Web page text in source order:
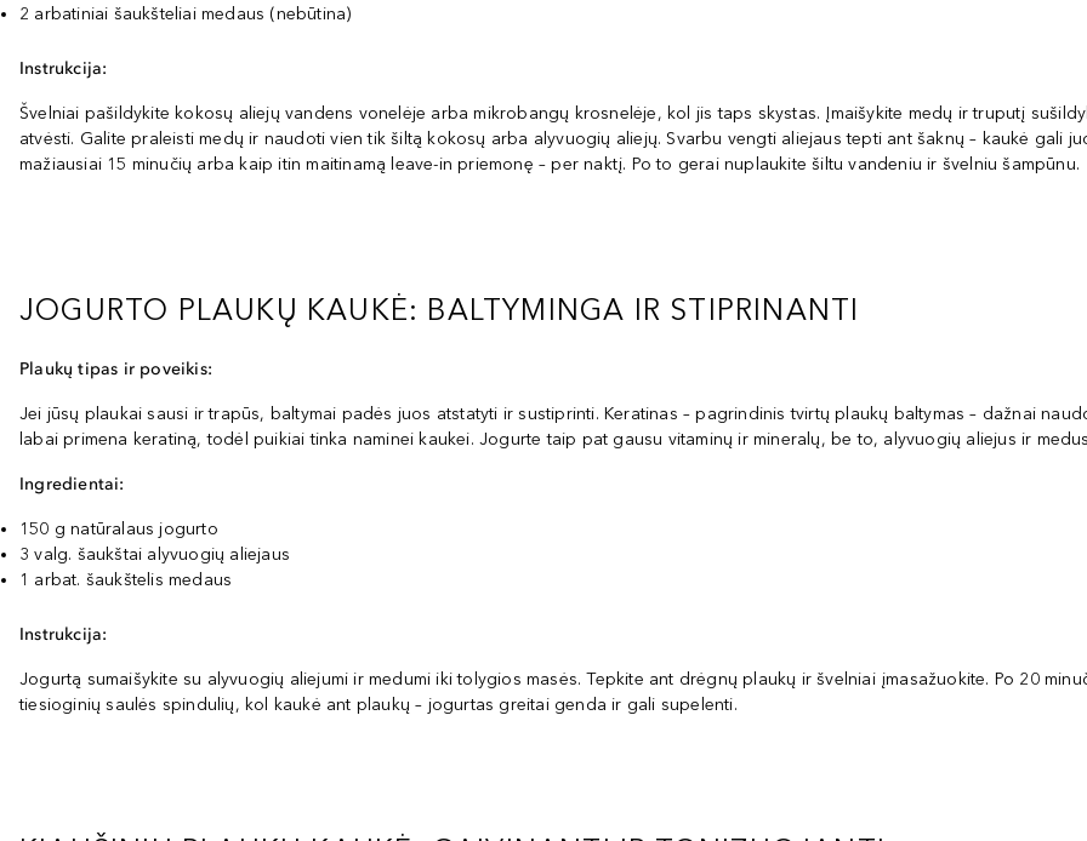
2 arbatiniai šaukšteliai medaus (nebūtina)
Instrukcija:
Švelniai pašildykite kokosų aliejų vandens vonelėje arba mikrobangų krosnelėje, kol jis taps skystas. Įmaišykite medų ir truputį
atvėsti. Galite praleisti medų ir naudoti vien tik šiltą kokosų arba alyvuogių aliejų. Svarbu vengti aliejaus tepti ant šaknų – kaukė gali
mažiausiai 15 minučių arba kaip itin maitinamą leave-in priemonę – per naktį. Po to gerai nuplaukite šiltu vandeniu ir švelniu šampūnu.
JOGURTO PLAUKŲ KAUKĖ: BALTYMINGA IR STIPRINANTI
Plaukų tipas ir poveikis:
Jei jūsų plaukai sausi ir trapūs, baltymai padės juos atstatyti ir sustiprinti. Keratinas – pagrindinis tvirtų plaukų baltymas – dažnai
labai primena keratiną, todėl puikiai tinka naminei kaukei. Jogurte taip pat gausu vitaminų ir mineralų, be to, alyvuogių aliejus ir
Ingredientai:
150 g natūralaus jogurto
3 valg. šaukštai alyvuogių aliejaus
1 arbat. šaukštelis medaus
Instrukcija:
Jogurtą sumaišykite su alyvuogių aliejumi ir medumi iki tolygios masės. Tepkite ant drėgnų plaukų ir švelniai įmasažuokite. Po 20
tiesioginių saulės spindulių, kol kaukė ant plaukų – jogurtas greitai genda ir gali supelenti.